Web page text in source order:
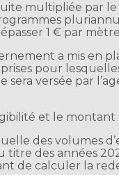
multipliée par
1 € par
a mis en
pour
sera versée par
et le montant
des volumes
titre des années
de calculer la